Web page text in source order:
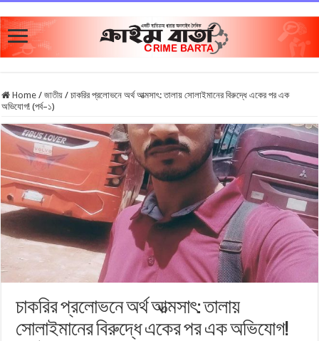
Home / জাতীয় / চাকরির প্রলোভনে অর্থ আত্মসাৎ: তালায় সোলাইমানের বিরুদ্ধে একের পর এক
অভিযোগ! (পর্ব–১)
চাকরির প্রলোভনে অর্থ আত্মসাৎ: তালায়
সোলাইমানের বিরুদ্ধে একের পর এক অভিযোগ!